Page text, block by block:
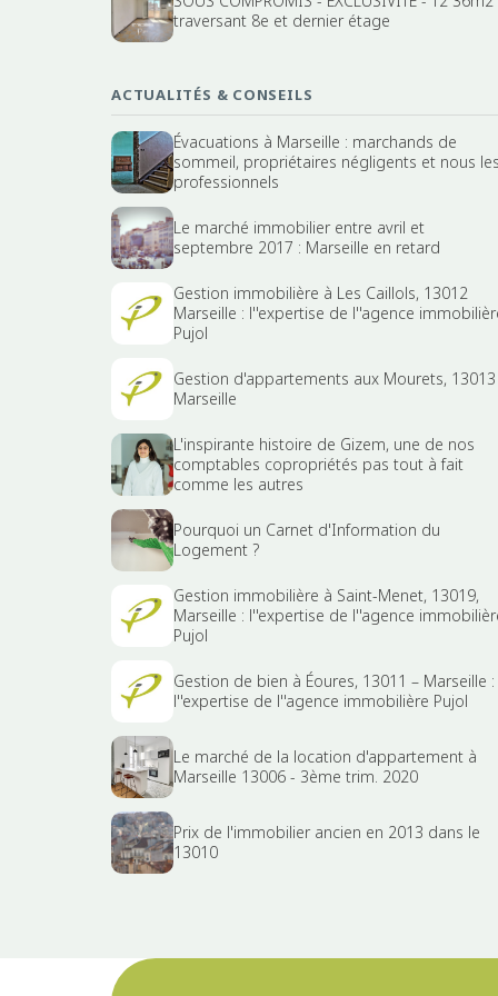
traversant 8e et dernier étage
ACTUALITÉS & CONSEILS
Évacuations à Marseille : marchands de
sommeil, propriétaires négligents et nous
professionnels
Le marché immobilier entre avril et
septembre 2017 : Marseille en retard
Gestion immobilière à Les Caillols, 13012
Marseille : l''expertise de l''agence
Pujol
Gestion d'appartements aux Mourets, 13013
Marseille
L'inspirante histoire de Gizem, une de nos
comptables copropriétés pas tout à fait
comme les autres
Pourquoi un Carnet d'Information du
Logement ?
Gestion immobilière à Saint-Menet, 13019,
Marseille : l''expertise de l''agence
Pujol
Gestion de bien à Éoures, 13011 – Marseille :
l''expertise de l''agence immobilière Pujol
Le marché de la location d'appartement à
Marseille 13006 - 3ème trim. 2020
Prix de l'immobilier ancien en 2013 dans le
13010